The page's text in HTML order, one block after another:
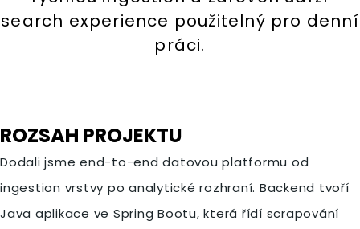
search experience použitelný pro denní
práci.
ROZSAH PROJEKTU
Dodali jsme end-to-end datovou platformu od
ingestion vrstvy po analytické rozhraní. Backend tvoří
Java aplikace ve Spring Bootu, která řídí scrapování